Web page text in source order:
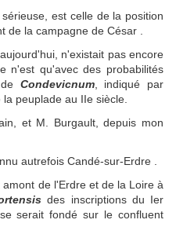
est celle de la position
de la campagne de César .
n'existait pas encore
n'est qu'avec des probabilités
Condevicnum, indiqué par
peuplade au IIe siècle.
et M. Burgault, depuis mon
autrefois Candé-sur-Erdre .
de l'Erdre et de la Loire à
des inscriptions du Ier
serait fondé sur le confluent